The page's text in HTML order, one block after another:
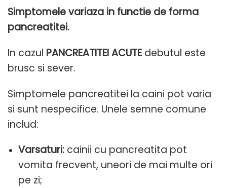
Simptomele variaza in functie de forma
pancreatitei.
In cazul PANCREATITEI ACUTE debutul este
brusc si sever.
Simptomele pancreatitei la caini pot varia
si sunt nespecifice. Unele semne comune
includ:
Varsaturi: cainii cu pancreatita pot
vomita frecvent, uneori de mai multe ori
pe zi;